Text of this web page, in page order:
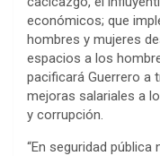
económicos; que
hombres y mujeres
espacios a los
pacificará Guerrero a
mejoras salariales a
y corrupción.
“En seguridad